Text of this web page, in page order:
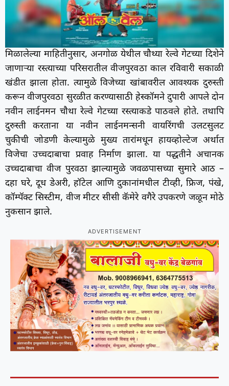
मिळालेल्या माहितीनुसार, अनगोळ येथील चौथ्या रेल्वे गेटच्या दिशेने
जाणाऱ्या रस्त्याच्या परिसरातील वीजपुरवठा काल रविवारी सकाळी
खंडीत झाला होता. त्यामुळे विजेच्या खांबावरील आवश्यक दुरुस्ती
करून वीजपुरवठा सुरळीत करण्यासाठी हेस्कॉमने दुपारी आपले दोन
नवीन लाईनमन चौथा रेल्वे गेटच्या रस्त्याकडे पाठवले होते. तथापि
दुरुस्ती करताना या नवीन लाईनमन्सनी वायरिंगची उलटसुलट
चुकीची जोडणी केल्यामुळे मुख्य तारांमधून हायव्होल्टेज अर्थात
विजेचा उच्चदाबाचा प्रवाह निर्माण झाला. या पद्धतीने अचानक
उच्चदाबाचा वीज पुरवठा झाल्यामुळे जवळपासच्या सुमारे आठ –
दहा घरे, दूध डेअरी, हॉटेल आणि दुकानांमधील टीव्ही, फ्रिज, पंखे,
कॉम्पॅक्ट सिस्टीम, वीज मीटर सीसी कॅमेरे वगैरे उपकरणे जळून मोठे
नुकसान झाले.
ADVERTISEMENT